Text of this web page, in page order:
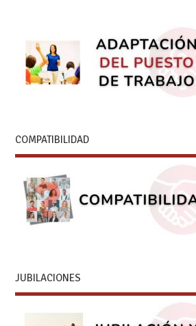
COMPATIBILIDAD
JUBILACIONES